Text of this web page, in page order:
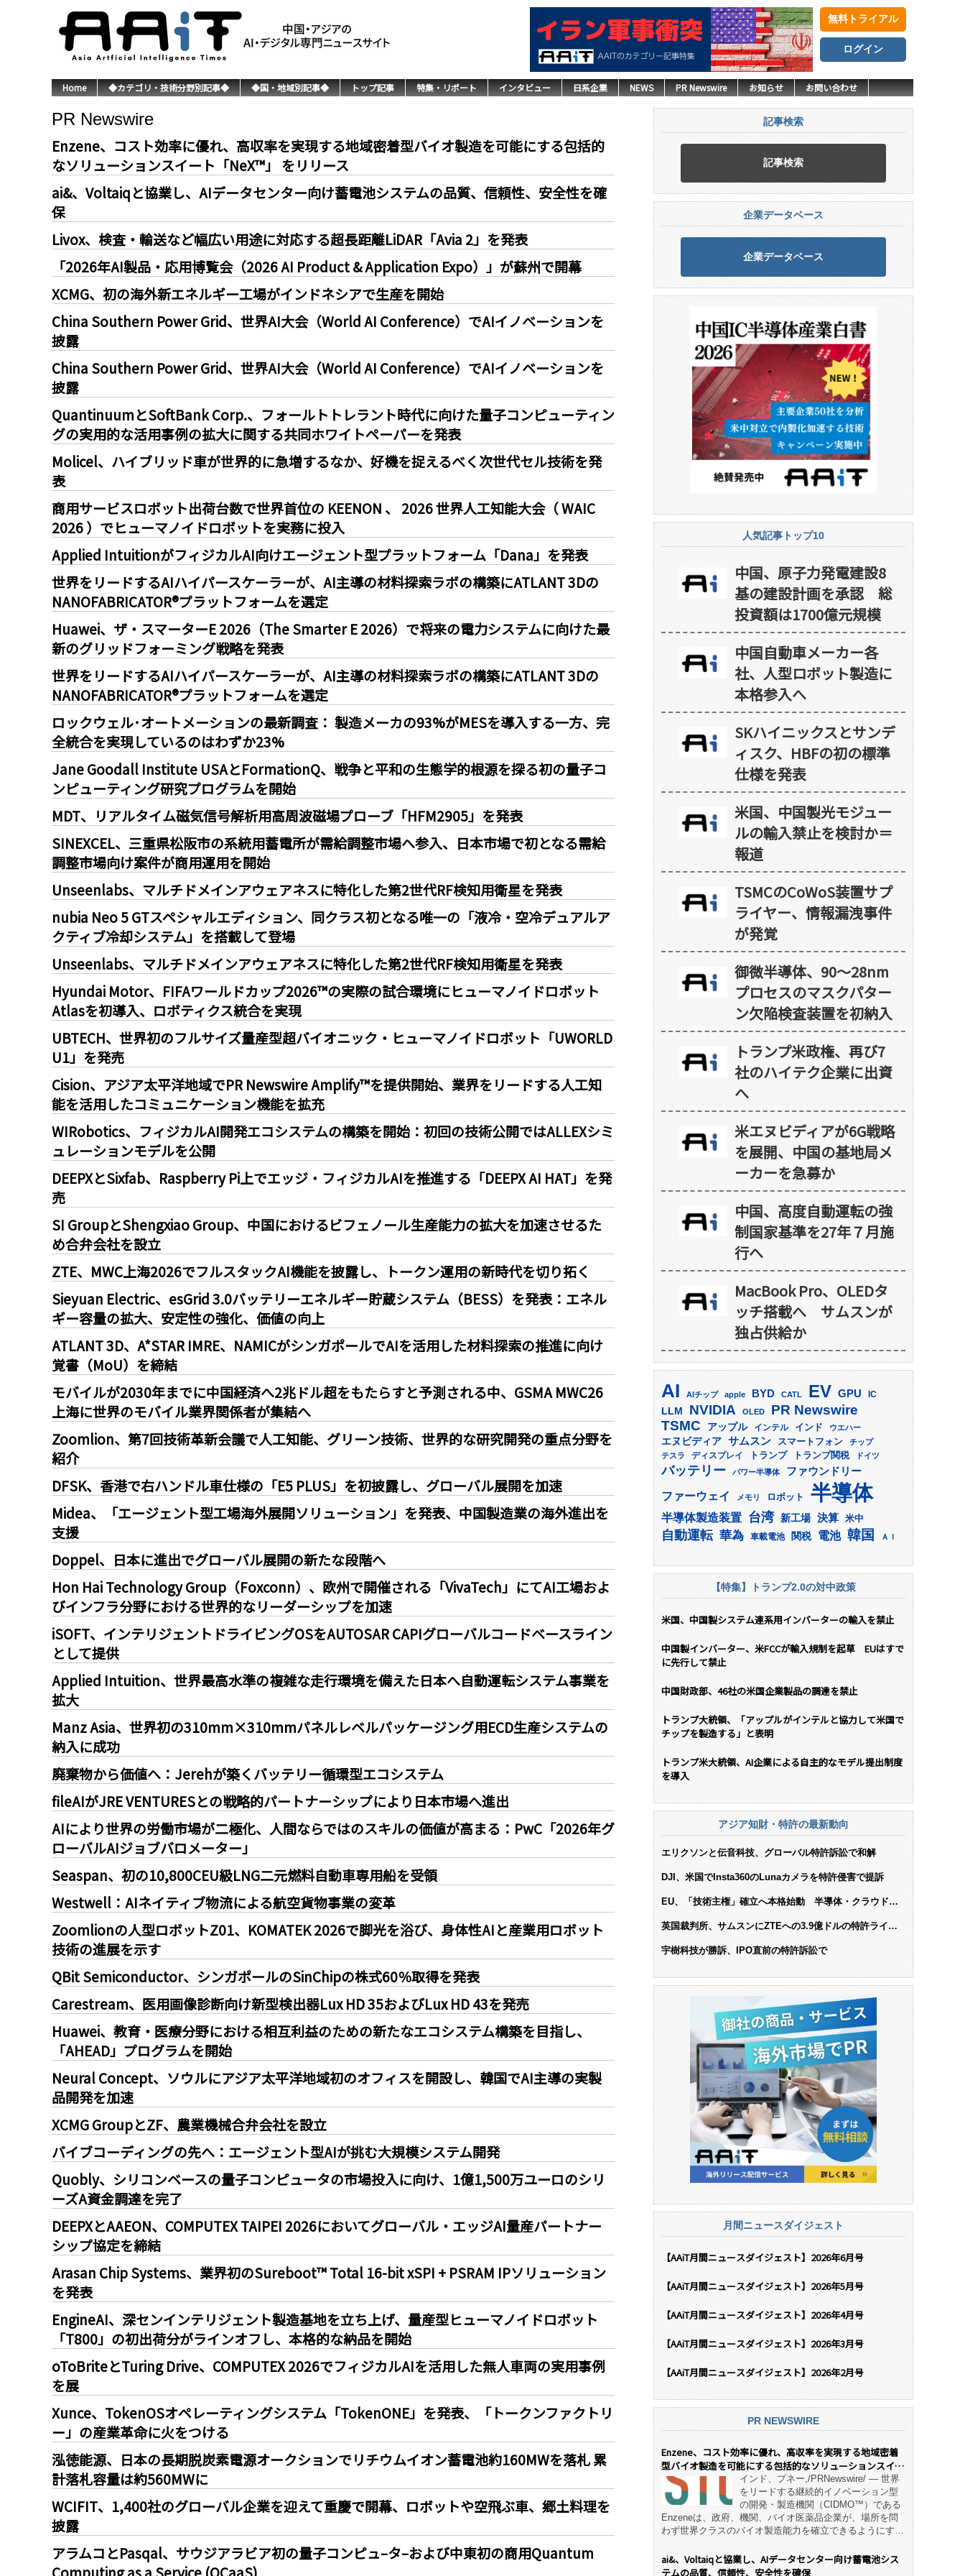
無料トライアル
ログイン
Home ◆カテゴリ・技術分野別記事◆ ◆国・地域別記事◆ トップ記事 特集・リポート インタビュー 日系企業 NEWS PR Newswire お知らせ お問い合わせ
PR Newswire
Enzene、コスト効率に優れ、高収率を実現する地域密着型バイオ製造を可能にする包括的
なソリューションスイート「NeX™」 をリリース
ai&、Voltaiqと協業し、AIデータセンター向け蓄電池システムの品質、信頼性、安全性を確
保
Livox、検査・輸送など幅広い用途に対応する超長距離LiDAR「Avia 2」を発表
「2026年AI製品・応用博覧会（2026 AI Product & Application Expo）」が蘇州で開幕
XCMG、初の海外新エネルギー工場がインドネシアで生産を開始
China Southern Power Grid、世界AI大会（World AI Conference）でAIイノベーションを
披露
China Southern Power Grid、世界AI大会（World AI Conference）でAIイノベーションを
披露
QuantinuumとSoftBank Corp.、フォールトトレラント時代に向けた量子コンピューティン
グの実用的な活用事例の拡大に関する共同ホワイトペーパーを発表
Molicel、ハイブリッド車が世界的に急増するなか、好機を捉えるべく次世代セル技術を発
表
商用サービスロボット出荷台数で世界首位の KEENON 、 2026 世界人工知能大会（ WAIC
2026 ）でヒューマノイドロボットを実務に投入
Applied IntuitionがフィジカルAI向けエージェント型プラットフォーム「Dana」を発表
世界をリードするAIハイパースケーラーが、AI主導の材料探索ラボの構築にATLANT 3Dの
NANOFABRICATOR®プラットフォームを選定
Huawei、ザ・スマーターE 2026（The Smarter E 2026）で将来の電力システムに向けた最
新のグリッドフォーミング戦略を発表
世界をリードするAIハイパースケーラーが、AI主導の材料探索ラボの構築にATLANT 3Dの
NANOFABRICATOR®プラットフォームを選定
ロックウェル･オートメーションの最新調査： 製造メーカの93%がMESを導入する一方、完
全統合を実現しているのはわずか23%
Jane Goodall Institute USAとFormationQ、戦争と平和の生態学的根源を探る初の量子コ
ンピューティング研究プログラムを開始
MDT、リアルタイム磁気信号解析用高周波磁場プローブ「HFM2905」を発表
SINEXCEL、三重県松阪市の系統用蓄電所が需給調整市場へ参入、日本市場で初となる需給
調整市場向け案件が商用運用を開始
Unseenlabs、マルチドメインアウェアネスに特化した第2世代RF検知用衛星を発表
nubia Neo 5 GTスペシャルエディション、同クラス初となる唯一の「液冷・空冷デュアルア
クティブ冷却システム」を搭載して登場
Unseenlabs、マルチドメインアウェアネスに特化した第2世代RF検知用衛星を発表
Hyundai Motor、FIFAワールドカップ2026™の実際の試合環境にヒューマノイドロボット
Atlasを初導入、ロボティクス統合を実現
UBTECH、世界初のフルサイズ量産型超バイオニック・ヒューマノイドロボット「UWORLD
U1」を発売
Cision、アジア太平洋地域でPR Newswire Amplify™を提供開始、業界をリードする人工知
能を活用したコミュニケーション機能を拡充
WIRobotics、フィジカルAI開発エコシステムの構築を開始：初回の技術公開ではALLEXシミ
ュレーションモデルを公開
DEEPXとSixfab、Raspberry Pi上でエッジ・フィジカルAIを推進する「DEEPX AI HAT」を発
売
SI GroupとShengxiao Group、中国におけるビフェノール生産能力の拡大を加速させるた
め合弁会社を設立
ZTE、MWC上海2026でフルスタックAI機能を披露し、トークン運用の新時代を切り拓く
Sieyuan Electric、esGrid 3.0バッテリーエネルギー貯蔵システム（BESS）を発表：エネル
ギー容量の拡大、安定性の強化、価値の向上
ATLANT 3D、A*STAR IMRE、NAMICがシンガポールでAIを活用した材料探索の推進に向け
覚書（MoU）を締結
モバイルが2030年までに中国経済へ2兆ドル超をもたらすと予測される中、GSMA MWC26
上海に世界のモバイル業界関係者が集結へ
Zoomlion、第7回技術革新会議で人工知能、グリーン技術、世界的な研究開発の重点分野を
紹介
DFSK、香港で右ハンドル車仕様の「E5 PLUS」を初披露し、グローバル展開を加速
Midea、「エージェント型工場海外展開ソリューション」を発表、中国製造業の海外進出を
支援
Doppel、日本に進出でグローバル展開の新たな段階へ
Hon Hai Technology Group（Foxconn）、欧州で開催される「VivaTech」にてAI工場およ
びインフラ分野における世界的なリーダーシップを加速
iSOFT、インテリジェントドライビングOSをAUTOSAR CAPIグローバルコードベースライン
として提供
Applied Intuition、世界最高水準の複雑な走行環境を備えた日本へ自動運転システム事業を
拡大
Manz Asia、世界初の310mm×310mmパネルレベルパッケージング用ECD生産システムの
納入に成功
廃棄物から価値へ：Jerehが築くバッテリー循環型エコシステム
fileAIがJRE VENTURESとの戦略的パートナーシップにより日本市場へ進出
AIにより世界の労働市場が二極化、人間ならではのスキルの価値が高まる：PwC「2026年グ
ローバルAIジョブバロメーター」
Seaspan、初の10,800CEU級LNG二元燃料自動車専用船を受領
Westwell：AIネイティブ物流による航空貨物事業の変革
Zoomlionの人型ロボットZ01、KOMATEK 2026で脚光を浴び、身体性AIと産業用ロボット
技術の進展を示す
QBit Semiconductor、シンガポールのSinChipの株式60％取得を発表
Carestream、医用画像診断向け新型検出器Lux HD 35およびLux HD 43を発売
Huawei、教育・医療分野における相互利益のための新たなエコシステム構築を目指し、
「AHEAD」プログラムを開始
Neural Concept、ソウルにアジア太平洋地域初のオフィスを開設し、韓国でAI主導の実製
品開発を加速
XCMG GroupとZF、農業機械合弁会社を設立
バイブコーディングの先へ：エージェント型AIが挑む大規模システム開発
Quobly、シリコンベースの量子コンピュータの市場投入に向け、1億1,500万ユーロのシリ
ーズA資金調達を完了
DEEPXとAAEON、COMPUTEX TAIPEI 2026においてグローバル・エッジAI量産パートナー
シップ協定を締結
Arasan Chip Systems、業界初のSureboot™ Total 16-bit xSPI + PSRAM IPソリューション
を発表
EngineAI、深センインテリジェント製造基地を立ち上げ、量産型ヒューマノイドロボット
「T800」の初出荷分がラインオフし、本格的な納品を開始
oToBriteとTuring Drive、COMPUTEX 2026でフィジカルAIを活用した無人車両の実用事例
を展
Xunce、TokenOSオペレーティングシステム「TokenONE」を発表、「トークンファクトリ
ー」の産業革命に火をつける
泓徳能源、日本の長期脱炭素電源オークションでリチウムイオン蓄電池約160MWを落札 累
計落札容量は約560MWに
WCIFIT、1,400社のグローバル企業を迎えて重慶で開幕、ロボットや空飛ぶ車、郷土料理を
披露
アラムコとPasqal、サウジアラビア初の量子コンピュ–タ–および中東初の商用Quantum
Computing as a Service (QCaaS)
記事検索
記事検索
企業データベース
企業データベース
人気記事トップ10
中国、原子力発電建設8
基の建設計画を承認 総
投資額は1700億元規模
中国自動車メーカー各
社、人型ロボット製造に
本格参入へ
SKハイニックスとサンデ
ィスク、HBFの初の標準
仕様を発表
米国、中国製光モジュー
ルの輸入禁止を検討か＝
報道
TSMCのCoWoS装置サプ
ライヤー、情報漏洩事件
が発覚
御微半導体、90～28nm
プロセスのマスクパター
ン欠陥検査装置を初納入
トランプ米政権、再び7
社のハイテク企業に出資
へ
米エヌビディアが6G戦略
を展開、中国の基地局メ
ーカーを急募か
中国、高度自動運転の強
制国家基準を27年７月施
行へ
MacBook Pro、OLEDタ
ッチ搭載へ サムスンが
独占供給か
AI AIチップ apple BYD CATL EV GPU IC
LLM NVIDIA OLED PR Newswire
TSMC アップル インテル インド ウエハー
エヌビディア サムスン スマートフォン
チップ
テスラ
ディスプレイ トランプ トランプ関税 ドイツ
バッテリー パワー半導体 ファウンドリー
ファーウェイ メモリ ロボット 半導体
半導体製造装置 台湾 新工場 決算 米中
自動運転 華為 車載電池 関税 電池 韓国 ＡＩ
【特集】トランプ2.0の対中政策
米国、中国製システム連系用インバーターの輸入を禁止
中国製インバーター、米FCCが輸入規制を起草 EUはすで
に先行して禁止
中国財政部、46社の米国企業製品の調達を禁止
トランプ大統領、「アップルがインテルと協力して米国で
チップを製造する」と表明
トランプ米大統領、AI企業による自主的なモデル提出制度
を導入
アジア知財・特許の最新動向
エリクソンと伝音科技、グローバル特許訴訟で和解
DJI、米国でInsta360のLunaカメラを特許侵害で提訴
EU、「技術主権」確立へ本格始動 半導体・クラウド・
英国裁判所、サムスンにZTEへの3.9億ドルの特許ライセ
宇樹科技が勝訴、IPO直前の特許訴訟で
月間ニュースダイジェスト
【AAiT月間ニュースダイジェスト】2026年6月号
【AAiT月間ニュースダイジェスト】2026年5月号
【AAiT月間ニュースダイジェスト】2026年4月号
【AAiT月間ニュースダイジェスト】2026年3月号
【AAiT月間ニュースダイジェスト】2026年2月号
PR NEWSWIRE
Enzene、コスト効率に優れ、高収率を実現する地域密着
型バイオ製造を可能にする包括的なソリューションスイー
ト「NeX™」 をリリースインド、プネー,/PRNewswire/ — 世界
をリードする継続的イノベーション型
の開発・製造機関（CIDMO™）である
Enzeneは、政府、機関、バイオ医薬品企業が、場所を問
わず世界クラスのバイオ製造能力を確立できるようにす
デル「NeX™」の立ち上げを発表しました。 同社の実績
あるEnzeneX® fully‑connected continuous
ai&、Voltaiqと協業し、AIデータセンター向け蓄電池シス
テムの品質、信頼性、安全性を確保